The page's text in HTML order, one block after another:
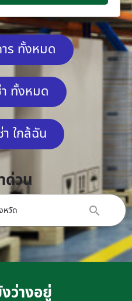
ร ทั้งหมด
า ทั้งหมด
า ใกล้ฉัน
ด่วน
ว่างอยู่